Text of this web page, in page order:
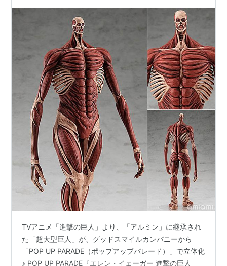
TVアニメ「進撃の巨人」より、「アルミン」に継承され
た「超大型巨人」が、グッドスマイルカンパニーから
「POP UP PARADE（ポップアップパレード）」で立体化
♪ POP UP PARADE『エレン・イェーガー 進撃の巨人